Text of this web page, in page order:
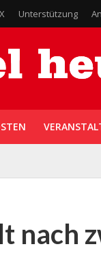
Unterstützung
nach